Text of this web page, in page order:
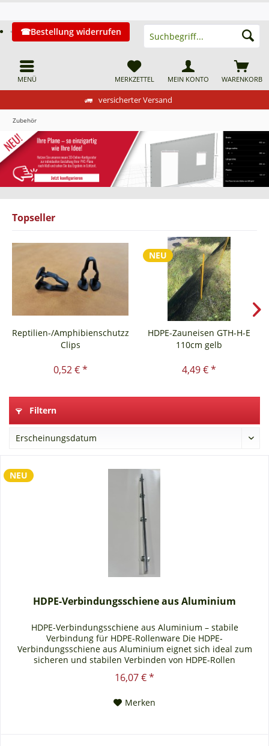
versicherter Versand
MENÜ
Bestellung widerrufen
WARENKORB
MERKZETTEL MEIN KONTO
Zubehör
Topseller
Reptilien-/Amphibienschutzzaun
Clips
0,52 € *
NEU
HDPE-Zauneisen GTH-H-E
110cm gelb
4,49 € *
Filtern
NEU
HDPE-Verbindungsschiene aus Aluminium
HDPE-Verbindungsschiene aus Aluminium – stabile
Verbindung für HDPE-Rollenware Die HDPE-
Verbindungsschiene aus Aluminium eignet sich ideal zum
sicheren und stabilen Verbinden von HDPE-Rollen
zuverlässige Fixierung und ermöglicht eine saubere,
Rollenabschnitte. Dank der...
16,07 € *
Merken